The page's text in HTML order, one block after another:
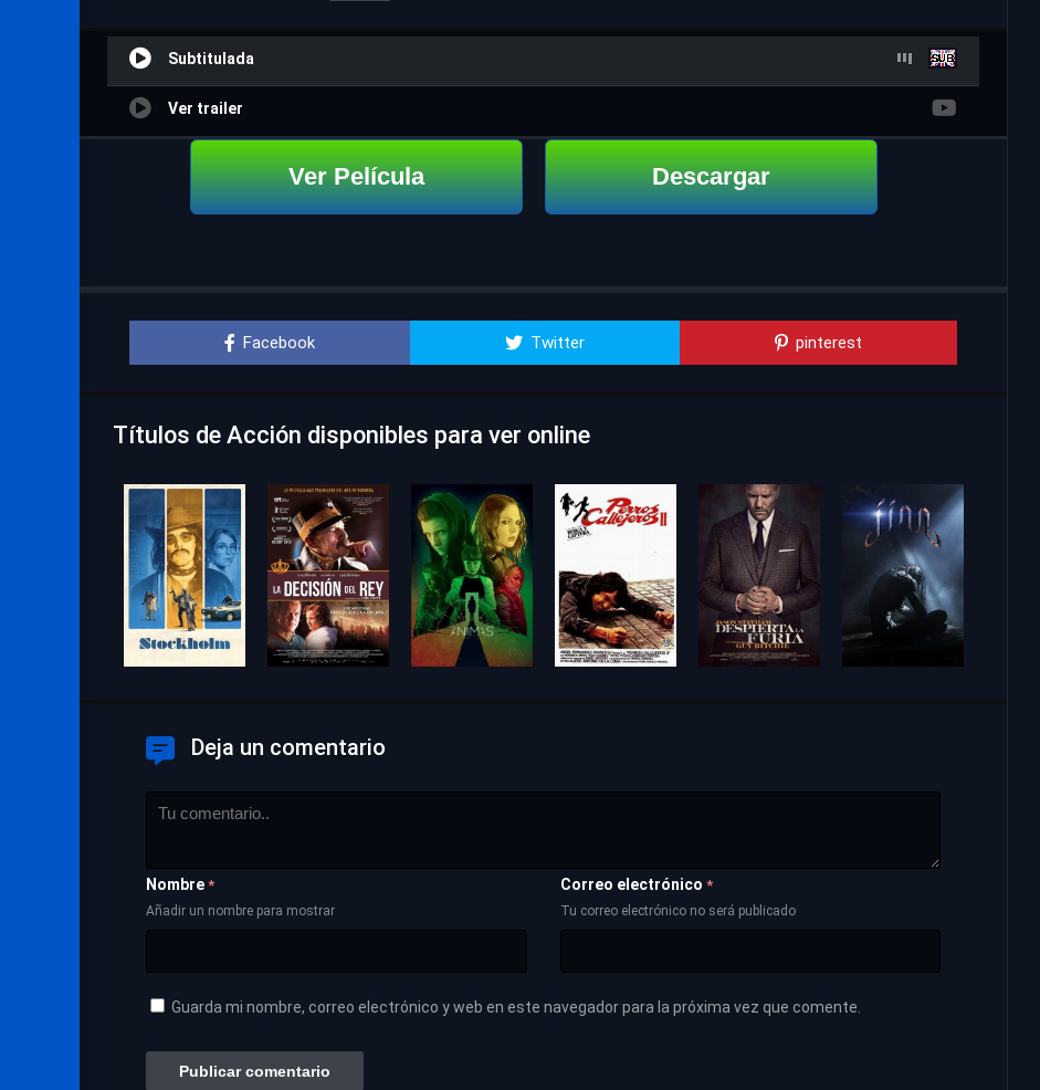
Subtitulada
Ver trailer
Ver Película Descargar
Facebook Twitter pinterest
Títulos de Acción disponibles para ver online
Deja un comentario
Nombre *
Añadir un nombre para mostrar
Correo electrónico *
Tu correo electrónico no será publicado
Guarda mi nombre, correo electrónico y web en este navegador para la próxima vez que comente.